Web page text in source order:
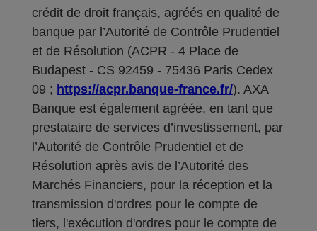
crédit de droit français, agréés en qualité de
banque par l’Autorité de Contrôle Prudentiel
et de Résolution (ACPR - 4 Place de
Budapest - CS 92459 - 75436 Paris Cedex
09 ; https://acpr.banque-france.fr/). AXA
Banque est également agréée, en tant que
prestataire de services d’investissement, par
l’Autorité de Contrôle Prudentiel et de
Résolution après avis de l’Autorité des
Marchés Financiers, pour la réception et la
transmission d'ordres pour le compte de
tiers, l'exécution d'ordres pour le compte de